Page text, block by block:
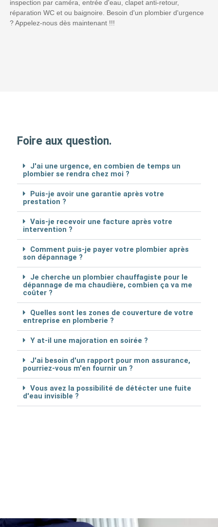
inspection par caméra, entrée d'eau, clapet anti-retour,
réparation WC et ou baignoire. Besoin d'un plombier d'urgence
? Appelez-nous dès maintenant !!!
Foire aux question.
J'ai une urgence, en combien de temps un
plombier se rendra chez moi ?
Puis-je avoir une garantie après votre
prestation ?
Vais-je recevoir une facture après votre
intervention ?
Comment puis-je payer votre plombier après
son dépannage ?
Je cherche un plombier chauffagiste pour le
dépannage de ma chaudière, combien ça va me
coûter ?
Quelles sont les zones de couverture de votre
entreprise en plomberie ?
Y at-il une majoration en soirée ?
J'ai besoin d'un rapport pour mon assurance,
pourriez-vous m'en fournir un ?
Vous avez la possibilité de détécter une fuite
d'eau invisible ?